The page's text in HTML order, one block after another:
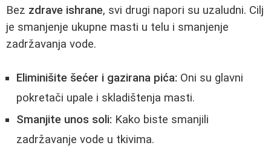
Bez zdrave ishrane, svi drugi napori su uzaludni. Cilj
je smanjenje ukupne masti u telu i smanjenje
zadržavanja vode.
Eliminišite šećer i gazirana pića: Oni su glavni
pokretači upale i skladištenja masti.
Smanjite unos soli: Kako biste smanjili
zadržavanje vode u tkivima.